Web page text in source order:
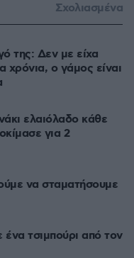
Σχολιασμένα
της: Δεν με είχα
ο γάμος είναι
ελαιόλαδο κάθε
για 2
να σταματήσουμε
τσιμπούρι από τον